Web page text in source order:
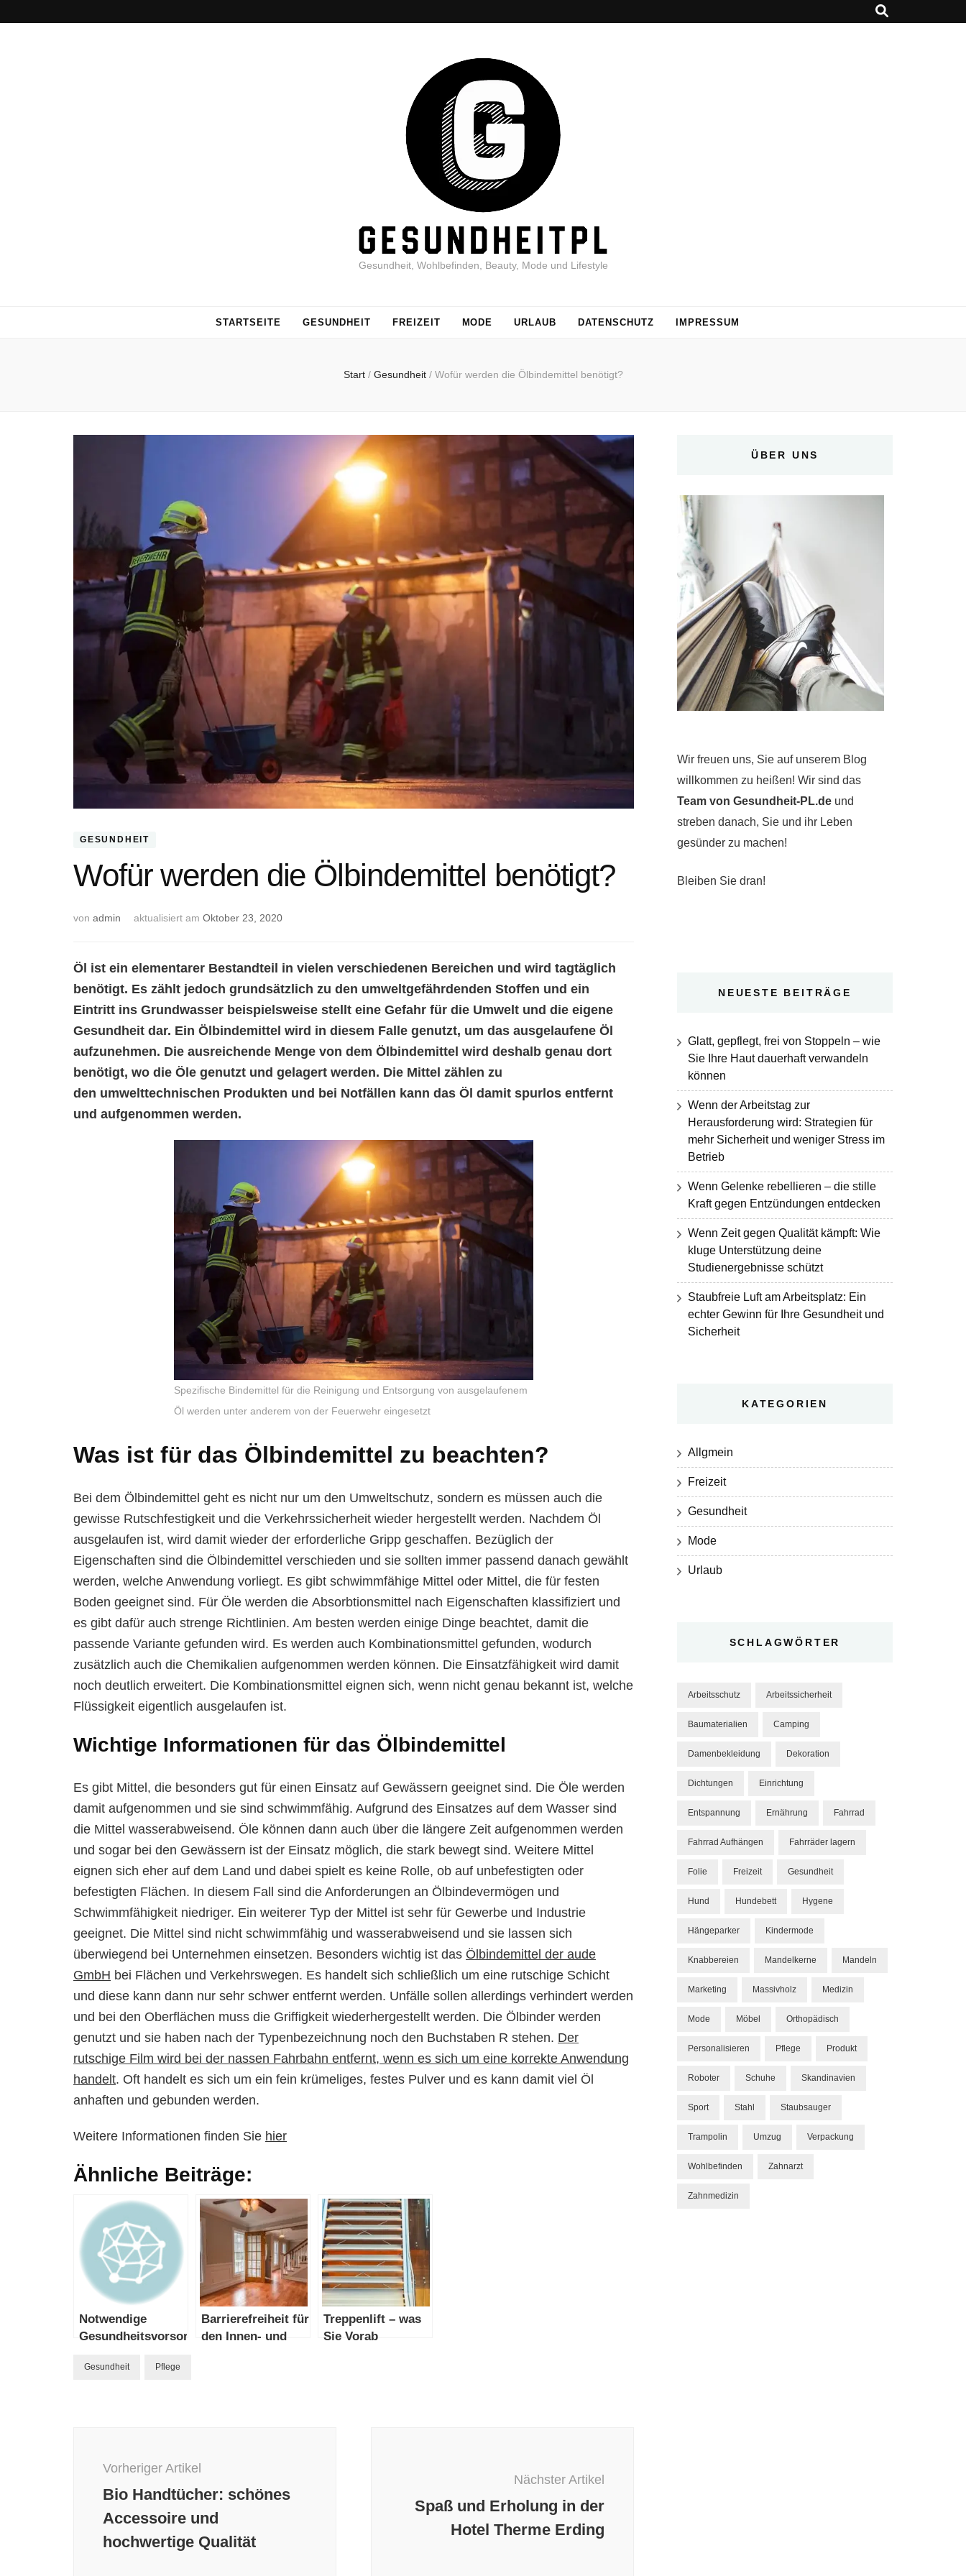
Gesundheit, Wohlbefinden, Beauty, Mode und Lifestyle
STARTSEITE GESUNDHEIT FREIZEIT MODE URLAUB DATENSCHUTZ IMPRESSUM
Start / Gesundheit / Wofür werden die Ölbindemittel benötigt?
GESUNDHEIT
Wofür werden die Ölbindemittel benötigt?
von admin aktualisiert am Oktober 23, 2020
Öl ist ein elementarer Bestandteil in vielen verschiedenen Bereichen und wird tagtäglich
benötigt. Es zählt jedoch grundsätzlich zu den umweltgefährdenden Stoffen und ein
Eintritt ins Grundwasser beispielsweise stellt eine Gefahr für die Umwelt und die eigene
Gesundheit dar. Ein Ölbindemittel wird in diesem Falle genutzt, um das ausgelaufene Öl
aufzunehmen. Die ausreichende Menge von dem Ölbindemittel wird deshalb genau dort
benötigt, wo die Öle genutzt und gelagert werden. Die Mittel zählen zu
den umwelttechnischen Produkten und bei Notfällen kann das Öl damit spurlos entfernt
und aufgenommen werden.
Spezifische Bindemittel für die Reinigung und Entsorgung von ausgelaufenem
Öl werden unter anderem von der Feuerwehr eingesetzt
Was ist für das Ölbindemittel zu beachten?
Bei dem Ölbindemittel geht es nicht nur um den Umweltschutz, sondern es müssen auch die
gewisse Rutschfestigkeit und die Verkehrssicherheit wieder hergestellt werden. Nachdem Öl
ausgelaufen ist, wird damit wieder der erforderliche Gripp geschaffen. Bezüglich der
Eigenschaften sind die Ölbindemittel verschieden und sie sollten immer passend danach gewählt
werden, welche Anwendung vorliegt. Es gibt schwimmfähige Mittel oder Mittel, die für festen
Boden geeignet sind. Für Öle werden die Absorbtionsmittel nach Eigenschaften klassifiziert und
es gibt dafür auch strenge Richtlinien. Am besten werden einige Dinge beachtet, damit die
passende Variante gefunden wird. Es werden auch Kombinationsmittel gefunden, wodurch
zusätzlich auch die Chemikalien aufgenommen werden können. Die Einsatzfähigkeit wird damit
noch deutlich erweitert. Die Kombinationsmittel eignen sich, wenn nicht genau bekannt ist, welche
Flüssigkeit eigentlich ausgelaufen ist.
Wichtige Informationen für das Ölbindemittel
Es gibt Mittel, die besonders gut für einen Einsatz auf Gewässern geeignet sind. Die Öle werden
damit aufgenommen und sie sind schwimmfähig. Aufgrund des Einsatzes auf dem Wasser sind
die Mittel wasserabweisend. Öle können dann auch über die längere Zeit aufgenommen werden
und sogar bei den Gewässern ist der Einsatz möglich, die stark bewegt sind. Weitere Mittel
eignen sich eher auf dem Land und dabei spielt es keine Rolle, ob auf unbefestigten oder
befestigten Flächen. In diesem Fall sind die Anforderungen an Ölbindevermögen und
Schwimmfähigkeit niedriger. Ein weiterer Typ der Mittel ist sehr für Gewerbe und Industrie
geeignet. Die Mittel sind nicht schwimmfähig und wasserabweisend und sie lassen sich
überwiegend bei Unternehmen einsetzen. Besonders wichtig ist das Ölbindemittel der aude
GmbH bei Flächen und Verkehrswegen. Es handelt sich schließlich um eine rutschige Schicht
und diese kann dann nur sehr schwer entfernt werden. Unfälle sollen allerdings verhindert werden
und bei den Oberflächen muss die Griffigkeit wiederhergestellt werden. Die Ölbinder werden
genutzt und sie haben nach der Typenbezeichnung noch den Buchstaben R stehen. Der
rutschige Film wird bei der nassen Fahrbahn entfernt, wenn es sich um eine korrekte Anwendung
handelt. Oft handelt es sich um ein fein krümeliges, festes Pulver und es kann damit viel Öl
anhaften und gebunden werden.
Weitere Informationen finden Sie hier
Ähnliche Beiträge:
Notwendige
Gesundheitsvorsorge
einem Blutdruckmessgerät
Barrierefreiheit für
den Innen- und
Treppenlift – was
Sie Vorab
Gesundheit Pflege
Vorheriger Artikel
Bio Handtücher: schönes
Accessoire und
hochwertige Qualität
Nächster Artikel
Spaß und Erholung in der
Hotel Therme Erding
ÜBER UNS
Wir freuen uns, Sie auf unserem Blog
willkommen zu heißen! Wir sind das
Team von Gesundheit-PL.de und
streben danach, Sie und ihr Leben
gesünder zu machen!
Bleiben Sie dran!
NEUESTE BEITRÄGE
Glatt, gepflegt, frei von Stoppeln – wie
Sie Ihre Haut dauerhaft verwandeln
können
Wenn der Arbeitstag zur
Herausforderung wird: Strategien für
mehr Sicherheit und weniger Stress im
Betrieb
Wenn Gelenke rebellieren – die stille
Kraft gegen Entzündungen entdecken
Wenn Zeit gegen Qualität kämpft: Wie
kluge Unterstützung deine
Studienergebnisse schützt
Staubfreie Luft am Arbeitsplatz: Ein
echter Gewinn für Ihre Gesundheit und
Sicherheit
KATEGORIEN
Allgmein
Freizeit
Gesundheit
Mode
Urlaub
SCHLAGWÖRTER
Arbeitsschutz Arbeitssicherheit
Baumaterialien Camping
Damenbekleidung Dekoration
Dichtungen Einrichtung
Entspannung Ernährung Fahrrad
Fahrrad Aufhängen Fahrräder lagern
Folie Freizeit Gesundheit
Hund Hundebett Hygene
Hängeparker Kindermode
Knabbereien Mandelkerne Mandeln
Marketing Massivholz Medizin
Mode Möbel Orthopädisch
Personalisieren Pflege Produkt
Roboter Schuhe Skandinavien
Sport Stahl Staubsauger
Trampolin Umzug Verpackung
Wohlbefinden Zahnarzt
Zahnmedizin